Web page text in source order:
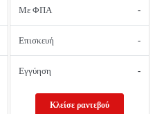
Με ΦΠΑ -
Επισκευή -
Εγγύηση -
Κλείσε ραντεβού